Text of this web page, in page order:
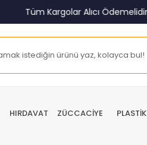
Tüm Kargolar Alıcı Ödemelidir!
HIRDAVAT ZÜCCACİYE PLASTİK